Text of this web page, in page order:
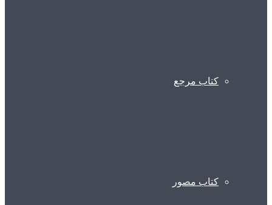
کتاب مرجع
کتاب مصور